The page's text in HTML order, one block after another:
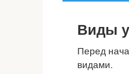
Виды
Перед
видами.